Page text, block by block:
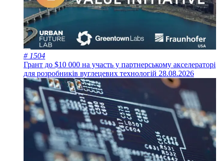
# 1504
Грант до $10 000 на участь у партнерському акселераторі
для розробників вуглецевих технологій 28.08.2026